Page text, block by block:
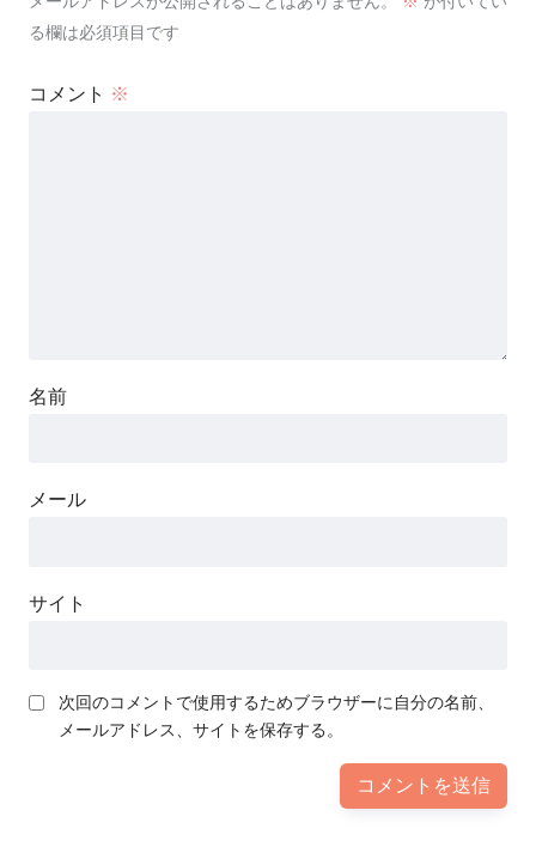
る欄は必須項目です
コメント ※
名前
メール
サイト
次回のコメントで使用するためブラウザーに自分の名前、
メールアドレス、サイトを保存する。